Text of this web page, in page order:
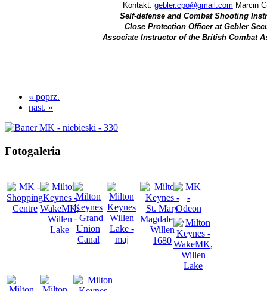
Kontakt: gebler.cpo@gmail.com Marcin
Self-defense and Combat Shooting
Close Protection Officer at Gebler
Associate Instructor of the British Combat
« poprz.
nast. »
Fotogaleria